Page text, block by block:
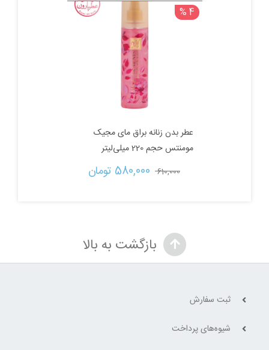
بود.
195,000 تومان.
4 %
عطر بدن زنانه براق مای مجیک
مومنتس حجم 220 میلی‌لیتر
610,000 قیمت
بود.
580,000 تومان
بازگشت به بالا
ثبت سفارش
شیوه‌های پرداخت